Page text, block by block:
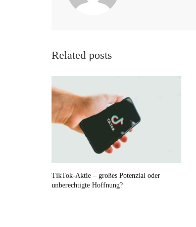
Related posts
TikTok-Aktie – großes Potenzial oder
unberechtigte Hoffnung?